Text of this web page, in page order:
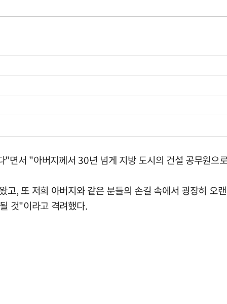
면서 "아버지께서 30년 넘게 지방 도시의 건설 공무원으
, 또 저희 아버지와 같은 분들의 손길 속에서 굉장히 오
것"이라고 격려했다.